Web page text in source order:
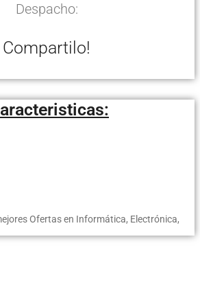
Despacho:
Compartilo!
Ofertas en Informática, Electrónica,